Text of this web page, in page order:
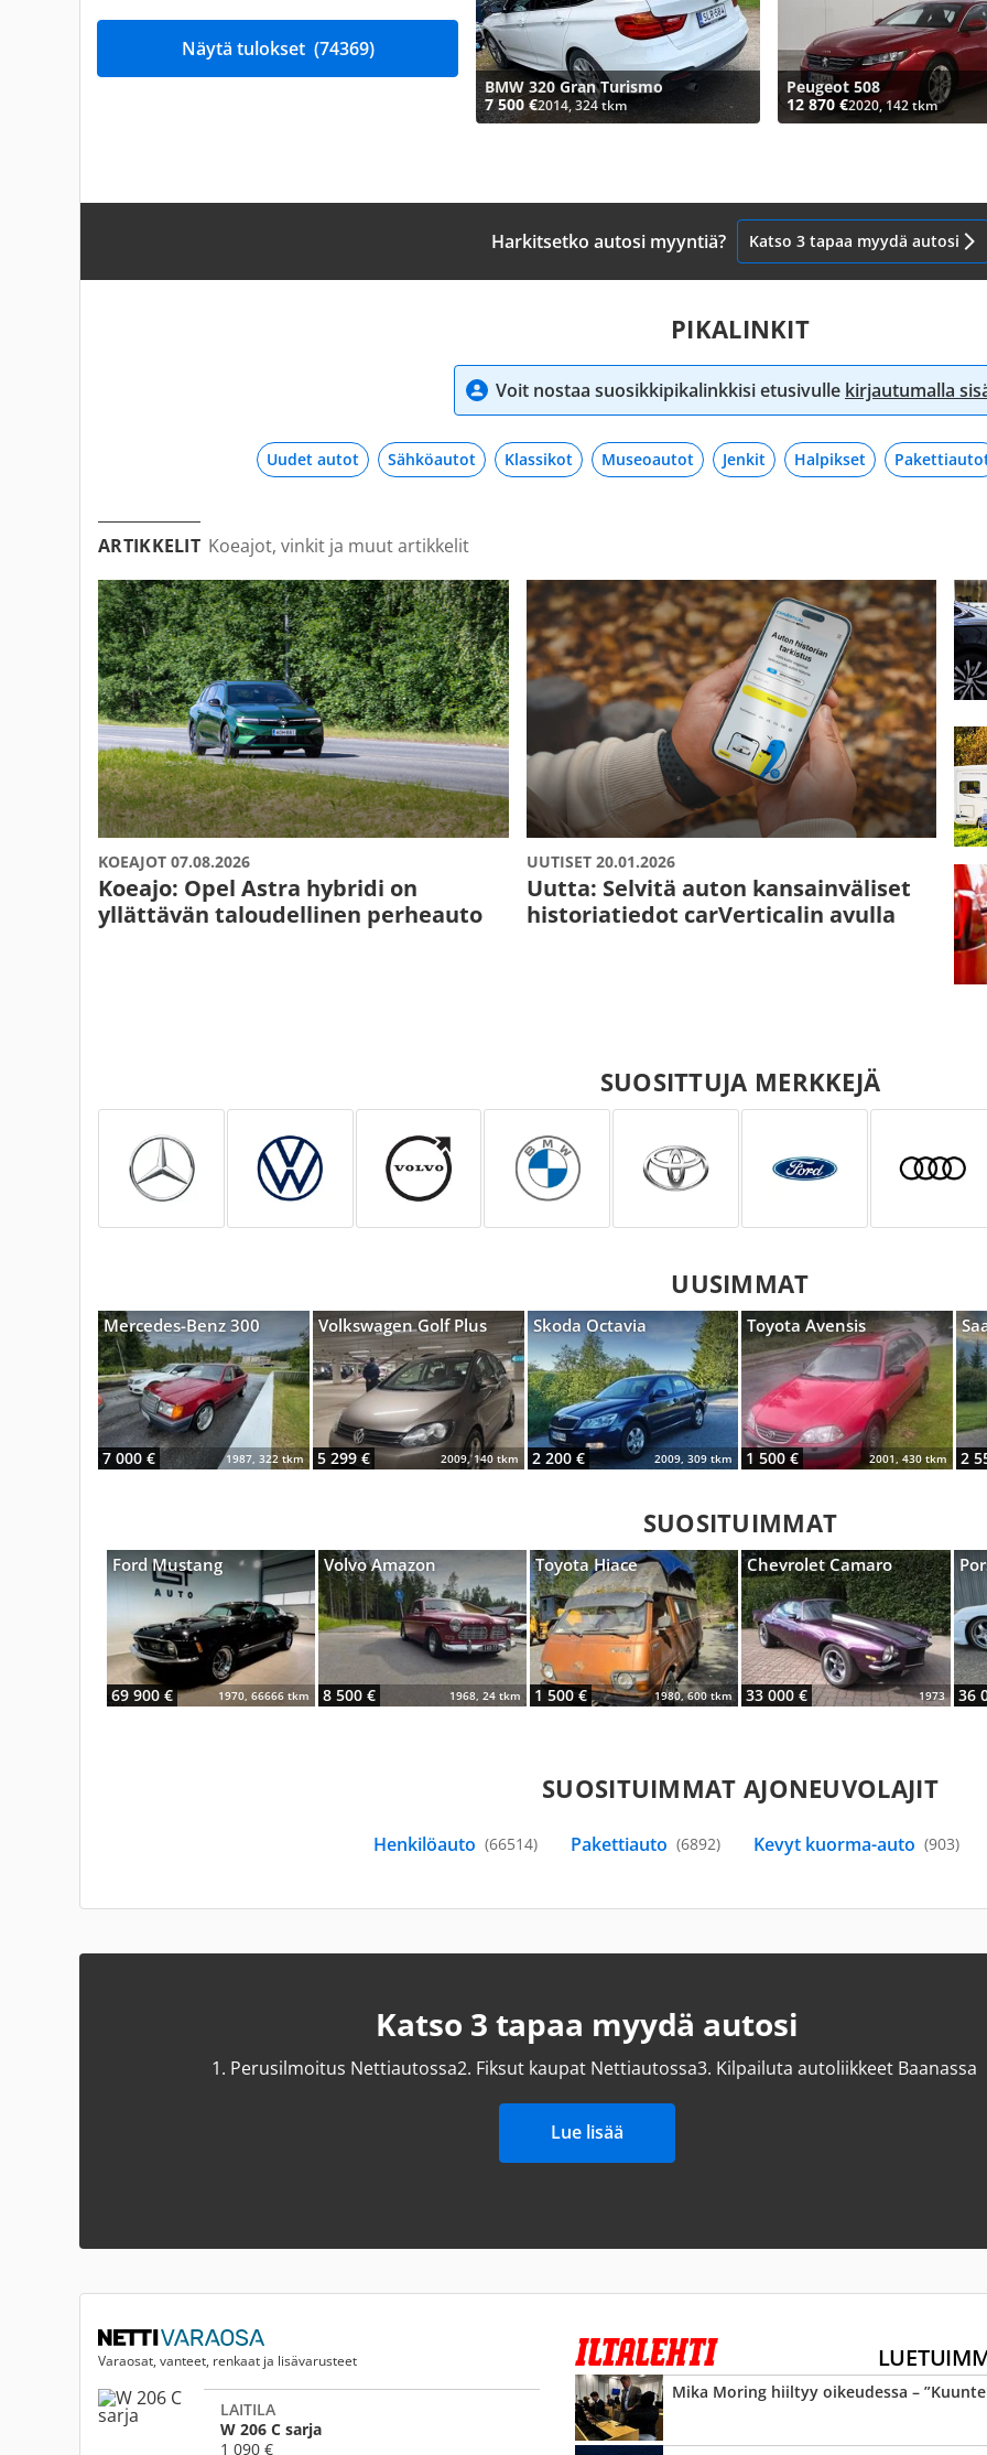
Näytä tulokset (74369)
BMW 320 Gran Turismo
7 500 €2014, 324 tkm
Peugeot 508
12 870 €2020, 142 tkm
Harkitsetko autosi myyntiä? Katso 3 tapaa myydä autosi
PIKALINKIT
Voit nostaa suosikkipikalinkkisi etusivulle kirjautumalla
Uudet autot Sähköautot Klassikot Museoautot Jenkit Halpikset
ARTIKKELIT Koeajot, vinkit ja muut artikkelit
KOEAJOT 07.08.2026
Koeajo: Opel Astra hybridi on
yllättävän taloudellinen perheauto
UUTISET 20.01.2026
Uutta: Selvitä auton kansainväliset
historiatiedot carVerticalin avulla
SUOSITTUJA MERKKEJÄ
UUSIMMAT
Mercedes-Benz 300
7 000 € 1987, 322 tkm
Volkswagen Golf Plus
5 299 € 2009, 140 tkm
Skoda Octavia
2 200 € 2009, 309 tkm
Toyota Avensis
1 500 € 2001, 430 tkm 2
SUOSITUIMMAT
Ford Mustang
69 900 € 1970, 66666 tkm
Volvo Amazon
8 500 € 1968, 24 tkm
Toyota Hiace
1 500 € 1980, 600 tkm
Chevrolet Camaro
33 000 € 1973 36
SUOSITUIMMAT AJONEUVOLAJIT
(66514) (6892) (903)
Katso 3 tapaa myydä autosi
1. Perusilmoitus Nettiautossa2. Fiksut kaupat Nettiautossa3. Kilpailuta autoliikkeet Baanassa
Lue lisää
Varaosat, vanteet, renkaat ja lisävarusteet
LAITILA
W 206 C sarja
1 090 €
Mika Moring hiiltyy oikeudessa –